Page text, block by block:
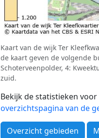
Kaart van de wijk Ter
de kaart geven de volgende
Schoterveenpolder, 4:
zuid.
Bekijk de statistieken
overzichtspagina van de
Overzicht gebieden